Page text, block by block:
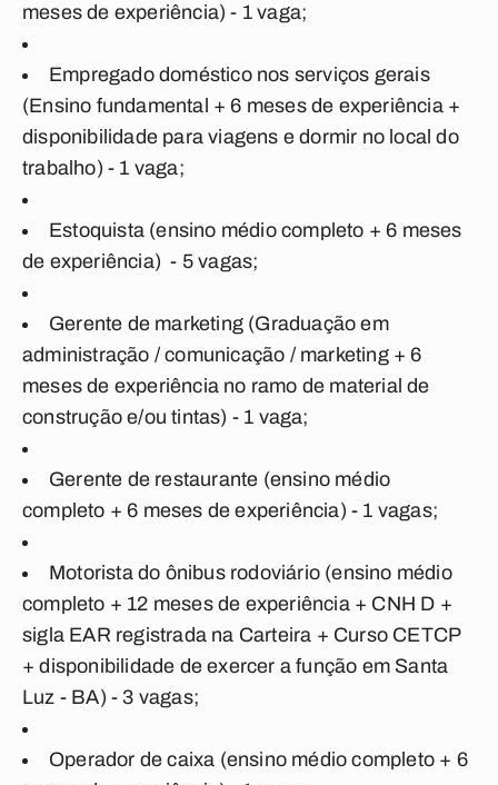
meses de experiência) - 1 vaga;
Empregado doméstico nos serviços gerais
(Ensino fundamental + 6 meses de experiência +
disponibilidade para viagens e dormir no local do
trabalho) - 1 vaga;
Estoquista (ensino médio completo + 6 meses
de experiência) - 5 vagas;
Gerente de marketing (Graduação em
administração / comunicação / marketing + 6
meses de experiência no ramo de material de
construção e/ou tintas) - 1 vaga;
Gerente de restaurante (ensino médio
completo + 6 meses de experiência) - 1 vagas;
Motorista do ônibus rodoviário (ensino médio
completo + 12 meses de experiência + CNH D +
sigla EAR registrada na Carteira + Curso CETCP
+ disponibilidade de exercer a função em Santa
Luz - BA) - 3 vagas;
Operador de caixa (ensino médio completo + 6